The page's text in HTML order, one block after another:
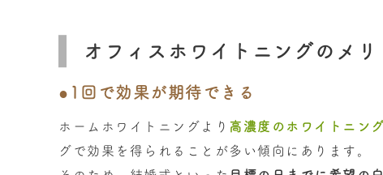
オフィスホワイトニングのメリ
●1回で効果が期待できる
ホームホワイトニングより 高濃度のホワイトニン
グで効果を得られることが多い傾向にあります。